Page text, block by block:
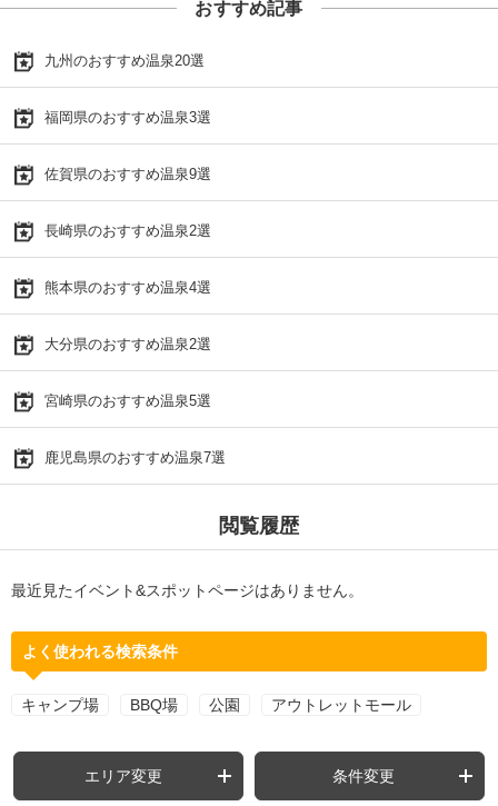
おすすめ記事
九州のおすすめ温泉20選
福岡県のおすすめ温泉3選
佐賀県のおすすめ温泉9選
長崎県のおすすめ温泉2選
熊本県のおすすめ温泉4選
大分県のおすすめ温泉2選
宮崎県のおすすめ温泉5選
鹿児島県のおすすめ温泉7選
閲覧履歴
最近見たイベント&スポットページはありません。
よく使われる検索条件
キャンプ場 BBQ場 公園 アウトレットモール
エリア変更 条件変更